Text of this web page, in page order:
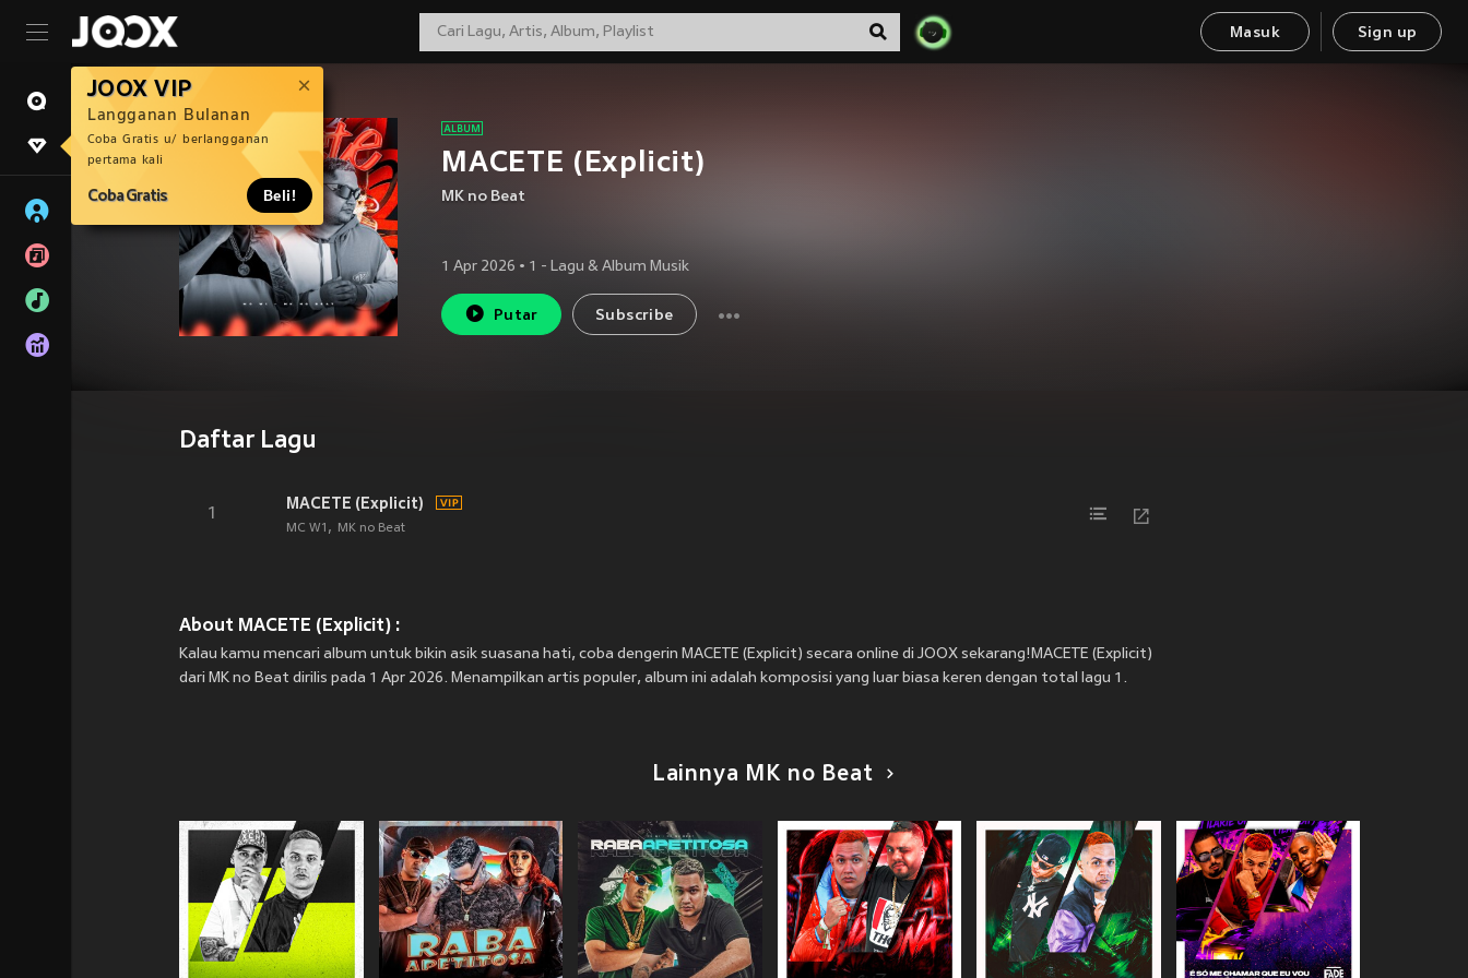
Masuk Sign up
JOOX VIP
Langganan Bulanan
Coba Gratis u/ berlangganan
pertama kali
Coba Gratis Beli!
MACETE (Explicit)
MK no Beat
1 Apr 2026 • 1 - Lagu & Album Musik
Putar Subscribe
Daftar Lagu
1
MACETE (Explicit)
MC W1 MK no Beat
About MACETE (Explicit) :
Kalau kamu mencari album untuk bikin asik suasana hati, coba dengerin MACETE (Explicit) secara online di JOOX sekarang!MACETE (Explicit)
dari MK no Beat dirilis pada 1 Apr 2026. Menampilkan artis populer, album ini adalah komposisi yang luar biasa keren dengan total lagu 1.
Lainnya MK no Beat